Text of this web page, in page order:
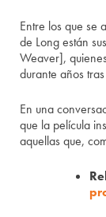
Entre los que se
de Long están
Weaver],
durante años
En una
que la película
aquellas que,